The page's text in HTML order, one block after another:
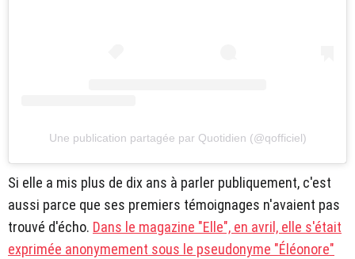
Une publication partagée par Quotidien (@qofficiel)
Si elle a mis plus de dix ans à parler publiquement, c'est
aussi parce que ses premiers témoignages n'avaient pas
trouvé d'écho. Dans le magazine "Elle", en avril, elle s'était
exprimée anonymement sous le pseudonyme "Éléonore"